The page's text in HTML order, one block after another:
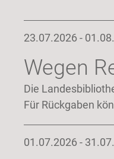
23.07.2026 -
Wegen
Die
Für Rückgaben
01.07.2026 -